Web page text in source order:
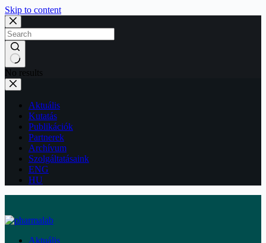
Skip to content
No results
Aktuális
Kutatás
Publikációk
Partnerek
Archívum
Szolgáltatásaink
ENG
HU
Aktuális